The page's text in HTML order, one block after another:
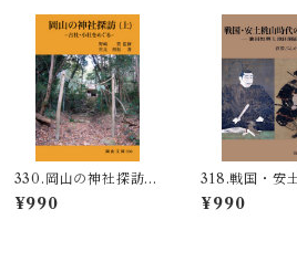
330.岡山の神社探訪
（上）-古社・小社を
めぐる-
¥990
318.戦国・安
代の池田氏
¥990